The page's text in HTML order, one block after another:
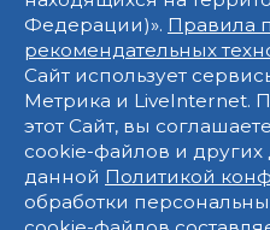
Федерации)». Правила
рекомендательных
Сайт использует
Метрика и LiveInternet.
этот Сайт, вы
cookie-файлов и других
данной Политикой
обработки